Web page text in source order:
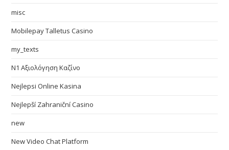
misc
Mobilepay Talletus Casino
my_texts
N1 Αξιολόγηση Καζίνο
Nejlepsi Online Kasina
Nejlepší Zahraniční Casino
new
New Video Chat Platform